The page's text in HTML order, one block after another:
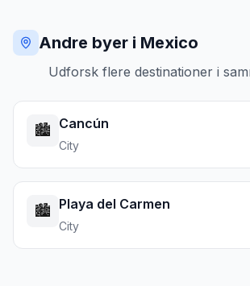
Andre byer i Mexico
Udforsk flere destinationer i
🏙️ Cancún
City
🏙️ Playa del Carmen
City